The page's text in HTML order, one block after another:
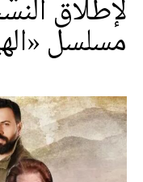
لإطلاق
مسلسل